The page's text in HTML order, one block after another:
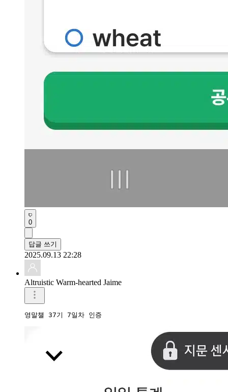
0
답글 쓰기
2025.09.13 22:28
Altruistic Warm-hearted Jaime
영말챌 37기 7일차 인증